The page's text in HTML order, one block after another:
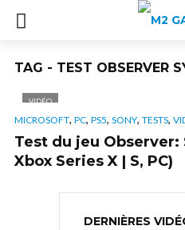
TAG - TEST OBSERVER
VIDÉO
MICROSOFT, PC, PS5, SONY, TESTS,
Test du jeu Observer:
Xbox Series X | S, PC)
DERNIÈRES